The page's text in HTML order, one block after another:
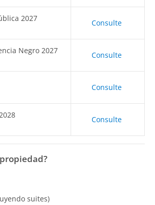
2027 Consulte
Negro 2027 Consulte
Consulte
Consulte
suites)